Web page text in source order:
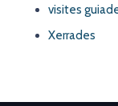
visites
Xerrades